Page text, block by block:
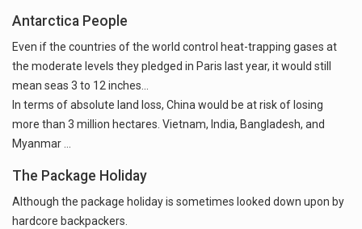
Antarctica People
Even if the countries of the world control heat-trapping gases at
the moderate levels they pledged in Paris last year, it would still
mean seas 3 to 12 inches...
In terms of absolute land loss, China would be at risk of losing
more than 3 million hectares. Vietnam, India, Bangladesh, and
Myanmar ...
The Package Holiday
Although the package holiday is sometimes looked down upon by
hardcore backpackers.